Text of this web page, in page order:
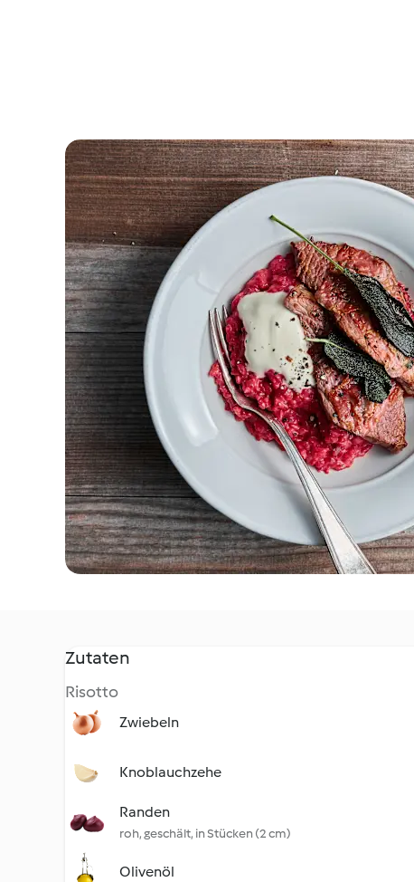
Zutaten
Risotto
Zwiebeln
Knoblauchzehe
Randen
roh, geschält, in Stücken (2 cm)
Olivenöl